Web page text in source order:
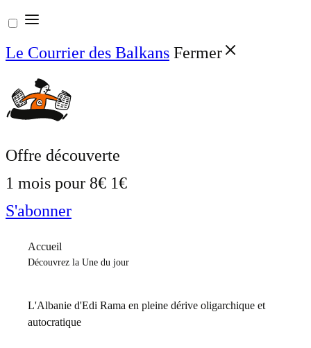
Aller
au
contenu
Le Courrier des Balkans Fermer
Offre découverte
1 mois pour 8€ 1€
S'abonner
Accueil
Découvrez la Une du jour
L'Albanie d'Edi Rama en pleine dérive oligarchique et
autocratique